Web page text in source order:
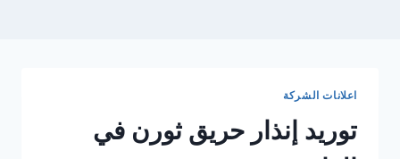
اعلانات الشركة
توريد إنذار حريق ثورن في